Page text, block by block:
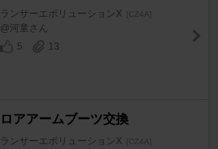
ランサーエボリューションX [CZ4A]
@河童さん
5
13
ロアアームブーツ交換
ランサーエボリューションX [CZ4A]